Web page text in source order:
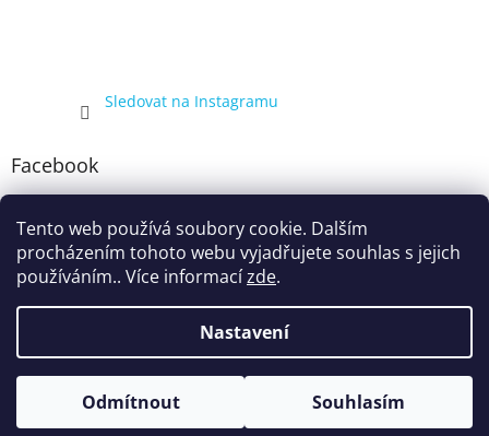
Tento web používá soubory cookie. Dalším
procházením tohoto webu vyjadřujete souhlas s jejich
používáním.. Více informacízde.
Nastavení
Odmítnout Souhlasím
Kompletní nabídka balíčků 4+1, zobrazená pouze registrovaným
Sledovat na Instagramu
Facebook
Vytvořil Shoptet
Copyright 2026ecigarka.cz . Všechna práva vyhrazena.